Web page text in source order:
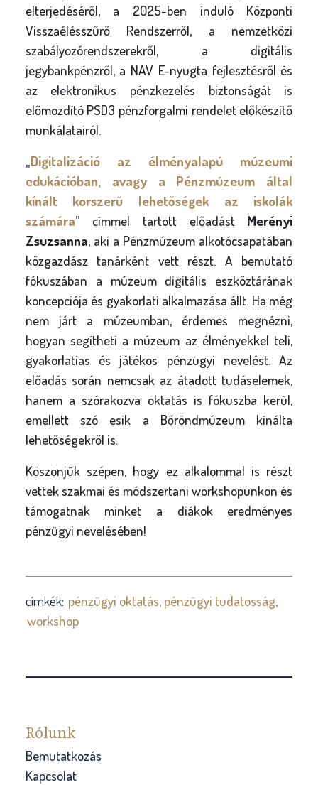
elterjedéséről, a 2025-ben induló Központi
Visszaélésszűrő Rendszerről, a nemzetközi
szabályozórendszerekről, a digitális
jegybankpénzről, a NAV E-nyugta fejlesztésről és
az elektronikus pénzkezelés biztonságát is
előmozdító PSD3 pénzforgalmi rendelet előkészítő
munkálatairól.
„Digitalizáció az élményalapú múzeumi
edukációban, avagy a Pénzmúzeum által
kínált korszerű lehetőségek az iskolák
számára” címmel tartott előadástMerényi
Zsuzsanna, aki a Pénzmúzeum alkotócsapatában
közgazdász tanárként vett részt. A bemutató
fókuszában a múzeum digitális eszköztárának
koncepciója és gyakorlati alkalmazása állt. Ha még
nem járt a múzeumban, érdemes megnézni,
hogyan segítheti a múzeum az élményekkel teli,
gyakorlatias és játékos pénzügyi nevelést. Az
előadás során nemcsak az átadott tudáselemek,
hanem a szórakozva oktatás is fókuszba kerül,
emellett szó esik a Bőröndmúzeum kínálta
lehetőségekről is.
Köszönjük szépen, hogy ez alkalommal is részt
vettek szakmai és módszertani workshopunkon és
támogatnak minket a diákok eredményes
pénzügyi nevelésében!
címkék: pénzügyi oktatás pénzügyi tudatosság
workshop
Rólunk
Bemutatkozás
Kapcsolat